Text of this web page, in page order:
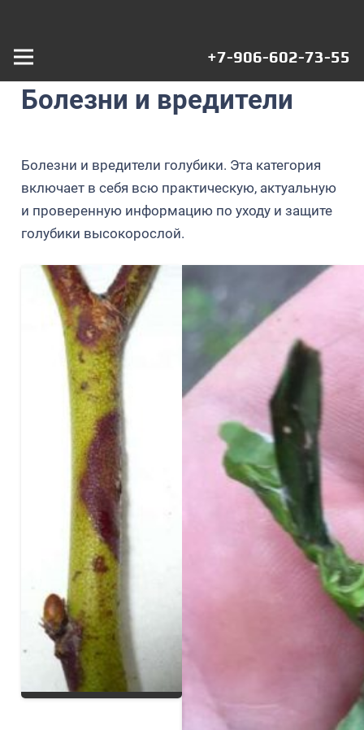
+7-906-602-73-55
Болезни и вредители
Болезни и вредители голубики. Эта категория
включает в себя всю практическую, актуальную
и проверенную информацию по уходу и защите
голубики высокорослой.